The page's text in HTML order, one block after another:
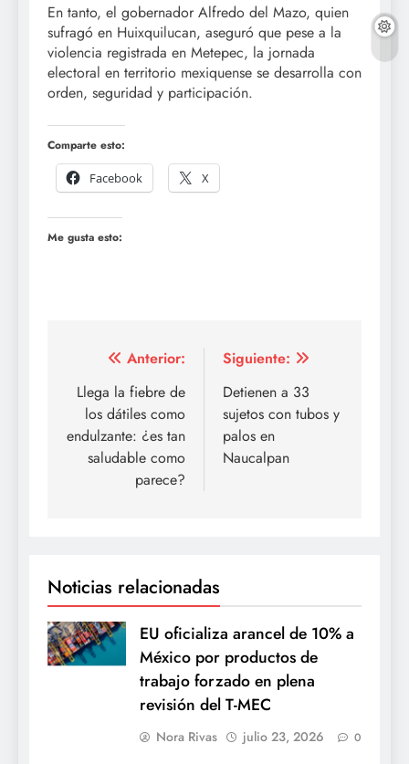
En tanto, el gobernador Alfredo del Mazo, quien
sufragó en Huixquilucan, aseguró que pese a la
violencia registrada en Metepec, la jornada
electoral en territorio mexiquense se desarrolla con
orden, seguridad y participación.
Comparte esto:
Facebook
X
Me gusta esto:
Navegación
de
entradas
Anterior:
Llega la fiebre de
los dátiles como
endulzante: ¿es tan
saludable como
parece?
Siguiente:
Detienen a 33
sujetos con tubos y
palos en
Naucalpan
Noticias relacionadas
EU oficializa arancel de 10% a
México por productos de
trabajo forzado en plena
revisión del T-MEC
Nora Rivas julio 23, 2026 0